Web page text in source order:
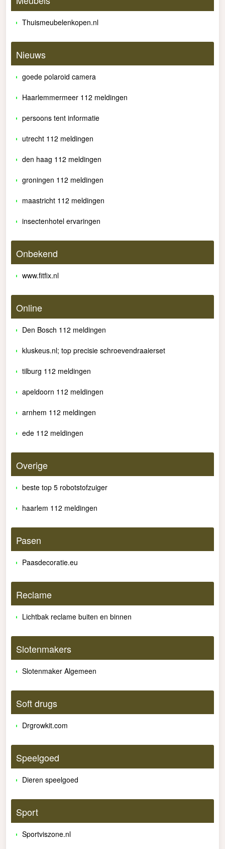
Thuismeubelenkopen.nl
Nieuws
goede polaroid camera
Haarlemmermeer 112 meldingen
persoons tent informatie
utrecht 112 meldingen
den haag 112 meldingen
groningen 112 meldingen
maastricht 112 meldingen
insectenhotel ervaringen
Onbekend
www.fitfix.nl
Online
Den Bosch 112 meldingen
kluskeus.nl; top precisie schroevendraaierset
tilburg 112 meldingen
apeldoorn 112 meldingen
arnhem 112 meldingen
ede 112 meldingen
Overige
beste top 5 robotstofzuiger
haarlem 112 meldingen
Pasen
Paasdecoratie.eu
Reclame
Lichtbak reclame buiten en binnen
Slotenmakers
Slotenmaker Algemeen
Soft drugs
Drgrowkit.com
Speelgoed
Dieren speelgoed
Sport
Sportviszone.nl